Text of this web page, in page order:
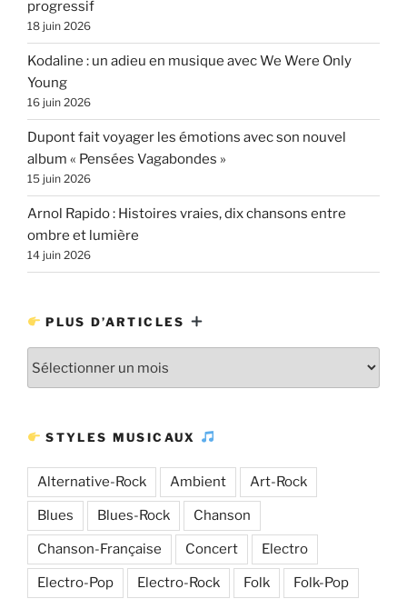
progressif
18 juin 2026
Kodaline : un adieu en musique avec We Were Only
Young
16 juin 2026
Dupont fait voyager les émotions avec son nouvel
album « Pensées Vagabondes »
15 juin 2026
Arnol Rapido : Histoires vraies, dix chansons entre
ombre et lumière
14 juin 2026
PLUS D’ARTICLES
STYLES MUSICAUX
Alternative-Rock Ambient Art-Rock
Blues Blues-Rock Chanson
Chanson-Française Concert Electro
Electro-Pop Electro-Rock Folk Folk-Pop